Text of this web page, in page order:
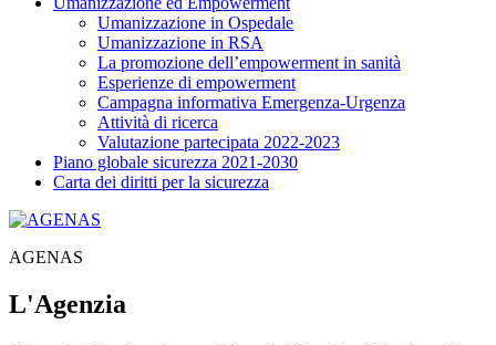
Umanizzazione in Ospedale
Umanizzazione in RSA
La promozione dell’empowerment in sanità
Esperienze di empowerment
Campagna informativa Emergenza-Urgenza
Attività di ricerca
Valutazione partecipata 2022-2023
Piano globale sicurezza 2021-2030
Carta dei diritti per la sicurezza
AGENAS
L'Agenzia